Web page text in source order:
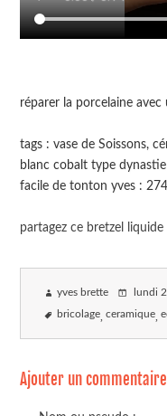
réparer la porcelaine
tags : vase de Soissons,
blanc cobalt type
facile de tonton yves : 274
partagez ce bretzel
yves brette lundi
bricolage ceramique
Ajouter un commentaire